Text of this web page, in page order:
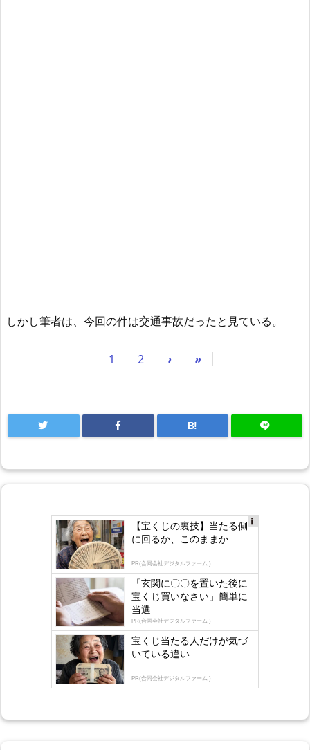
しかし筆者は、今回の件は交通事故だったと見ている。
1 2 › »
B!
gly
【宝くじの裏技】当たる側
に回るか、このままか
PR(合同会社デジタルファーム )
「玄関に〇〇を置いた後に
宝くじ買いなさい」簡単に
当選
PR(合同会社デジタルファーム )
宝くじ当たる人だけが気づ
いている違い
PR(合同会社デジタルファーム )